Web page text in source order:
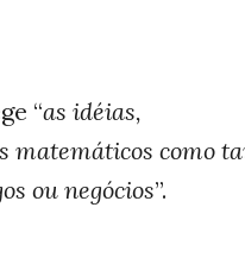
“as idéias,
matemáticos como
ou negócios”.